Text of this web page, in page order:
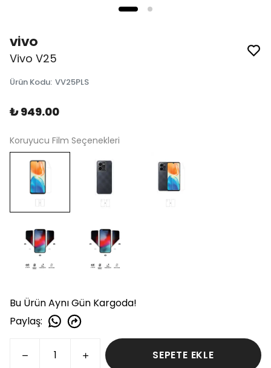
VİVO
Vivo V25
Ürün Kodu: VV25PLS
₺ 949.00
Koruyucu Film Seçenekleri
Bu Ürün Aynı Gün Kargoda!
Paylaş:
SEPETE EKLE